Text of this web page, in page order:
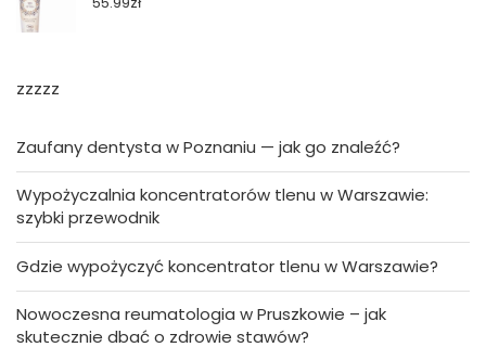
zzzzz
Zaufany dentysta w Poznaniu — jak go znaleźć?
Wypożyczalnia koncentratorów tlenu w Warszawie:
szybki przewodnik
Gdzie wypożyczyć koncentrator tlenu w Warszawie?
Nowoczesna reumatologia w Pruszkowie – jak
skutecznie dbać o zdrowie stawów?